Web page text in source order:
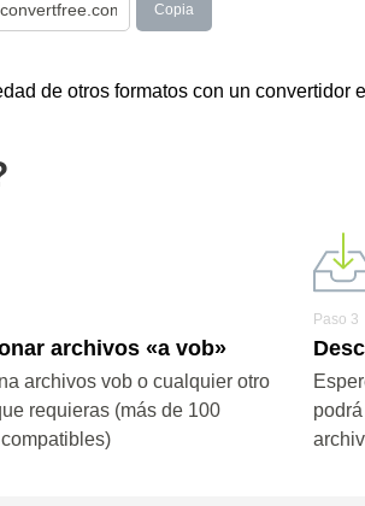
Copia
de otros formatos con un convertidor
archivos «a vob»
archivos vob o cualquier otro
requieras (más de 100
Paso 3